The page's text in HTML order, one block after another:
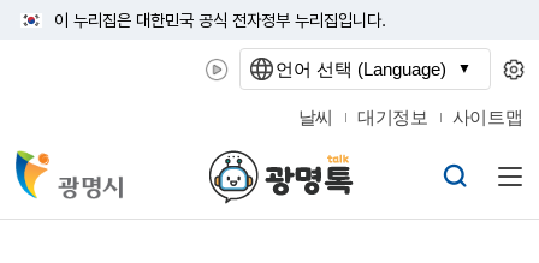
이 누리집은 대한민국 공식 전자정부 누리집입니다.
날씨 대기정보 사이트맵
언어 선택 (Language)